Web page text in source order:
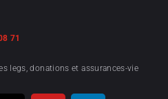
71
legs, donations et assurances-vie